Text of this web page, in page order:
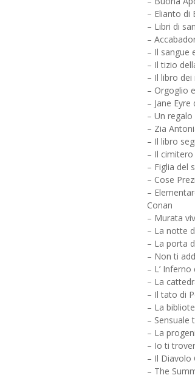
– Elianto di
– Libri di
–
– Il sangue
– Il tizio
– Il libro
– Orgoglio
– Jane
– Un
– Zia
– Il libro
– Il
– Figlia del
– Cose
–
Conan
– Murata
– La notte
– La porta
– Non ti
– L’
– La
– Il tato di
– La
– Sensuale
– La
– Io ti
– Il Diavolo
– The